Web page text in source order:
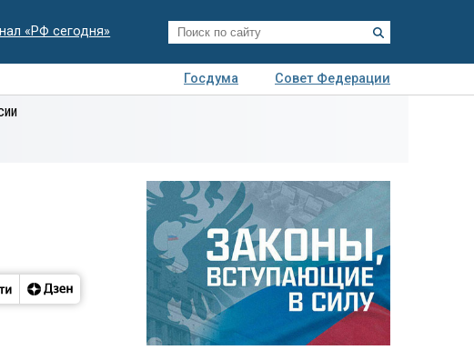
«РФ сегодня»
Госдума
Совет Федерации
Деловая